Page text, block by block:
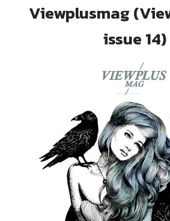
Viewplusmag
issue 14)